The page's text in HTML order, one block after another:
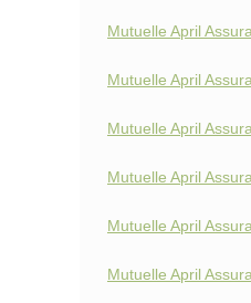
Mutuelle April
Mutuelle April
Mutuelle April
Mutuelle April
Mutuelle April
Mutuelle April